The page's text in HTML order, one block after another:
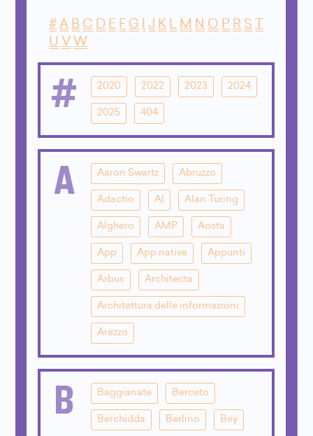
# A B C D E F G J K L M N O P R S
U V W
# 2020 2022 2023 2024
2025 404
A Aaron Swartz Abruzzo
Adactio AI Alan Turing
Alghero AMP Aosta
App App native Appunti
Arbus Architecta
Architettura delle informazioni
Arezzo
B Baggianate Berceto
Berchidda Berlino Bey